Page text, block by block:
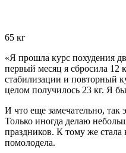
65 кг
«Я прошла курс похудения
первый месяц я сбросила 12
стабилизации и повторный
целом получилось 23 кг. Я
И что еще замечательно, так
Только иногда делаю
праздников. К тому же стала
помолодела.